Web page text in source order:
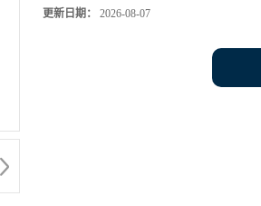
更新日期： 2026-08-07